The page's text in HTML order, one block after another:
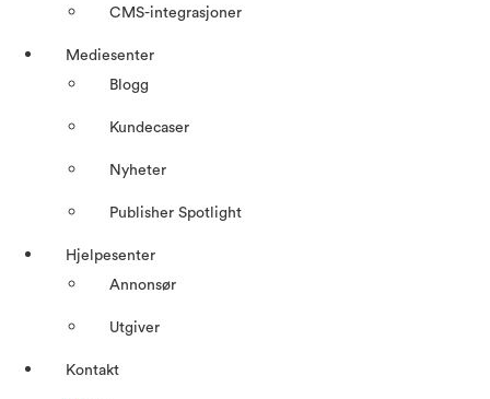
CMS-integrasjoner
Mediesenter
Blogg
Kundecaser
Nyheter
Publisher Spotlight
Hjelpesenter
Annonsør
Utgiver
Kontakt